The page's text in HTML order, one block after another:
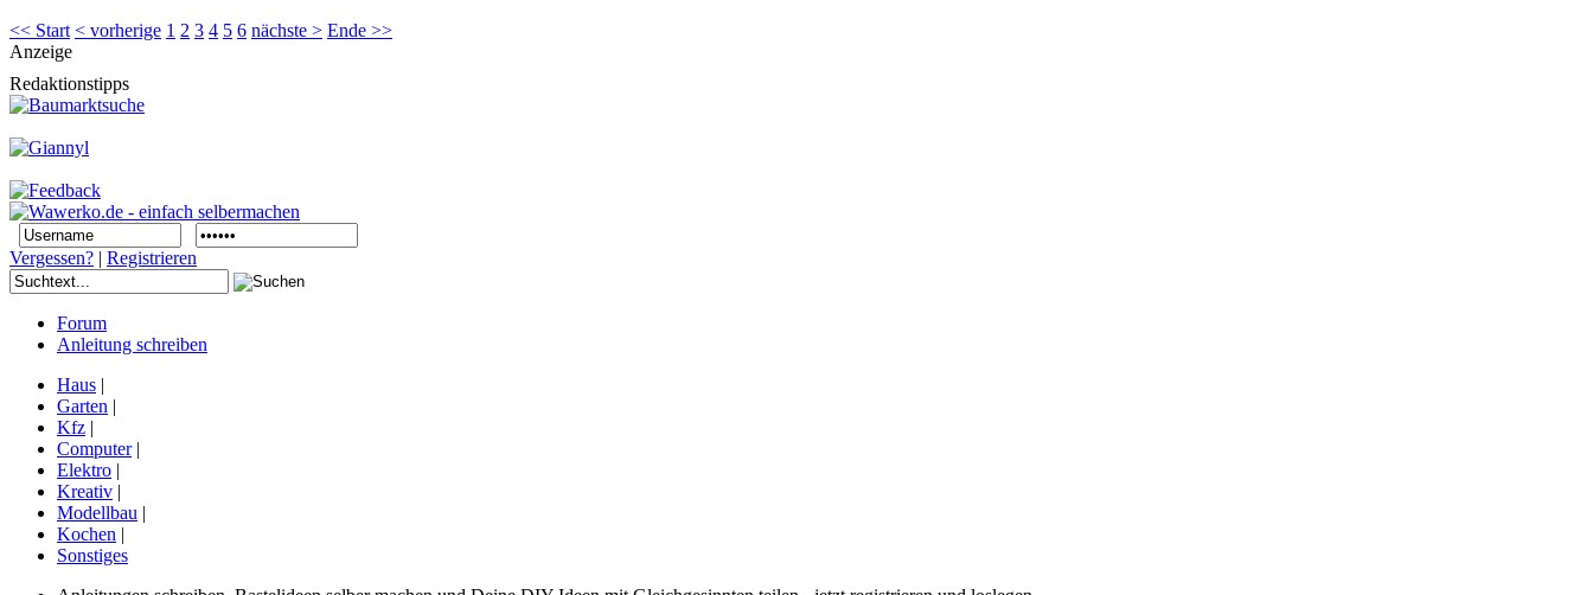
<< Start < vorherige 1 2 3 4 5 6 nächste > Ende >>
Anzeige
Redaktionstipps
Vergessen? | Registrieren
Forum
Anleitung schreiben
Haus |
Garten |
Kfz |
Computer|
Elektro |
Kreativ |
Modellbau |
Kochen |
Sonstiges